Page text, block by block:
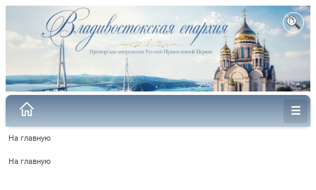
На главную
На главную